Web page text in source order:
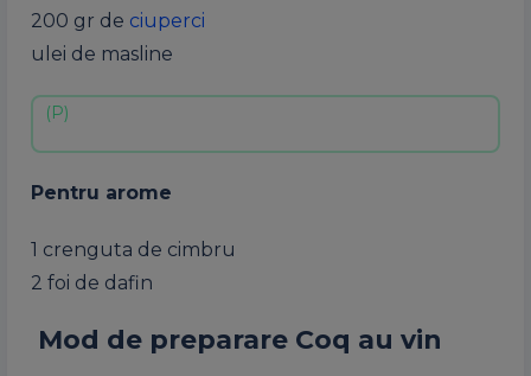
200 gr de ciuperci
ulei de masline
Pentru arome
1 crenguta de cimbru
2 foi de dafin
Mod de preparare Coq au vin